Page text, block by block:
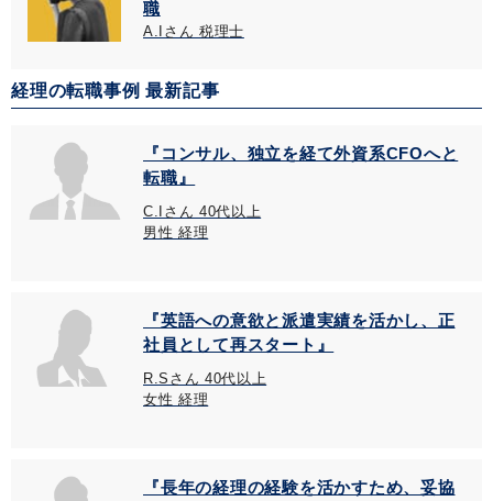
職
A.Iさん 税理士
経理の転職事例 最新記事
『コンサル、独立を経て外資系CFOへと
転職』
C.Iさん 40代以上
男性 経理
『英語への意欲と派遣実績を活かし、正
社員として再スタート』
R.Sさん 40代以上
女性 経理
『長年の経理の経験を活かすため、妥協